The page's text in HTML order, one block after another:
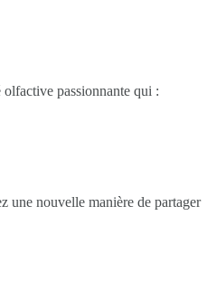
olfactive passionnante qui :
une nouvelle manière de partager